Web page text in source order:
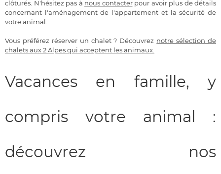
clôturés. N'hésitez pas à nous contacterpour avoir plus de détails
concernant l'aménagement de l'appartement et la sécurité de
votre animal.
Vous préférez réserver un chalet ? Découvrez notre sélection de
chalets aux 2 Alpes qui acceptent les animaux.
Vacances en famille, y
compris votre animal :
découvrez nos